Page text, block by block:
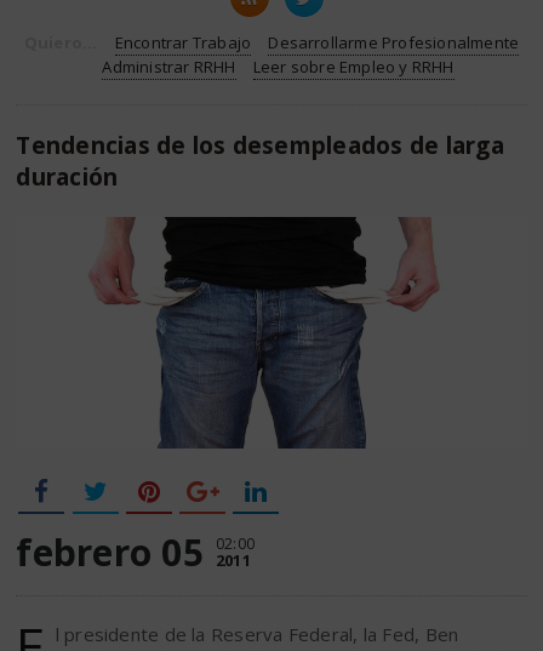
Encontrar Trabajo
Desarrollarme Profesionalmente
Administrar RRHH
Leer sobre Empleo y RRHH
Tendencias de los desempleados de larga
duración
febrero 05 02:00
2011
l presidente de la Reserva Federal, la Fed, Ben